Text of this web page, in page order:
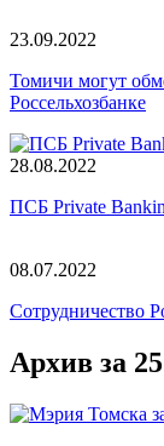
23.09.2022
Томичи могут
Россельхозбанке
28.08.2022
ПСБ Private
08.07.2022
Сотрудничество
Архив за